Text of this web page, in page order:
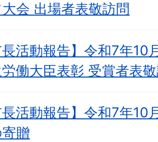
会 出場者表敬訪問
長活動報告】令和7年10
働大臣表彰 受賞者表
長活動報告】令和7年10
贈